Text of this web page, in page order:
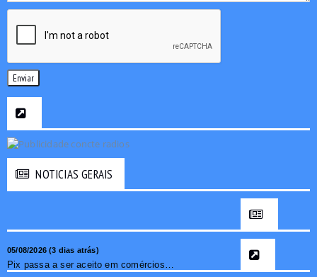
Enviar
NOTICIAS GERAIS
05/08/2026 (3 dias atrás)
Pix passa a ser aceito em comércios de oito países e amplia opções de pagamento para brasileiros no exterior